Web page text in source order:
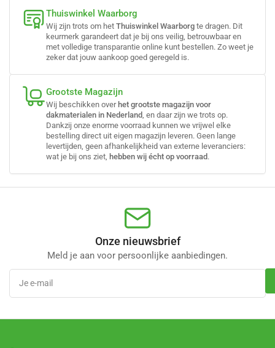
Thuiswinkel Waarborg
Wij zijn trots om het Thuiswinkel Waarborg te dragen. Dit
keurmerk garandeert dat je bij ons veilig, betrouwbaar en
met volledige transparantie online kunt bestellen. Zo weet je
zeker dat jouw aankoop goed geregeld is.
Grootste Magazijn
Wij beschikken over het grootste magazijn voor
dakmaterialen in Nederland , en daar zijn we trots op.
Dankzij onze enorme voorraad kunnen we vrijwel elke
bestelling direct uit eigen magazijn leveren. Geen lange
levertijden, geen afhankelijkheid van externe leveranciers:
wat je bij ons ziet, hebben wij écht op voorraad .
Onze nieuwsbrief
Meld je aan voor persoonlijke aanbiedingen.
Je
mail